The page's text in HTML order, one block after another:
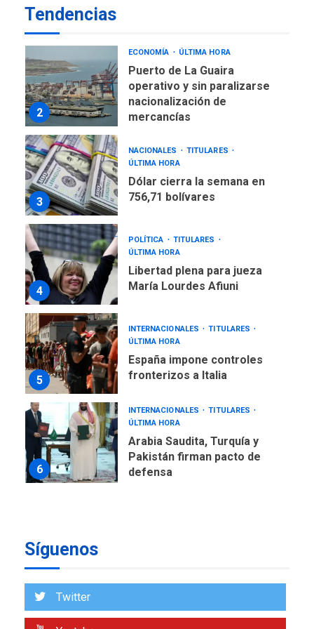
Tendencias
1
2
ECONOMÍA ÚLTIMA HORA
Puerto de La Guaira
operativo y sin paralizarse
nacionalización de
mercancías
3
NACIONALES
TITULARES
ÚLTIMA HORA
Dólar cierra la semana en
756,71 bolívares
4
POLÍTICA
TITULARES
ÚLTIMA HORA
Libertad plena para jueza
María Lourdes Afiuni
5
INTERNACIONALES
TITULARES
ÚLTIMA HORA
España impone controles
fronterizos a Italia
6
INTERNACIONALES
TITULARES
ÚLTIMA HORA
Arabia Saudita, Turquía y
Pakistán firman pacto de
defensa
7
Venezuela requiere
Síguenos
Twitter